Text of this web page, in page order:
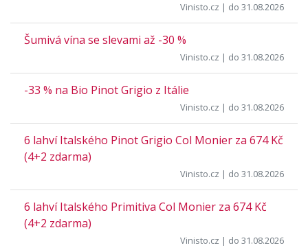
Vinisto.cz | do 31.08.2026
Šumivá vína se slevami až -30 %
Vinisto.cz | do 31.08.2026
-33 % na Bio Pinot Grigio z Itálie
Vinisto.cz | do 31.08.2026
6 lahví Italského Pinot Grigio Col Monier za 674 Kč
(4+2 zdarma)
Vinisto.cz | do 31.08.2026
6 lahví Italského Primitiva Col Monier za 674 Kč
(4+2 zdarma)
Vinisto.cz | do 31.08.2026